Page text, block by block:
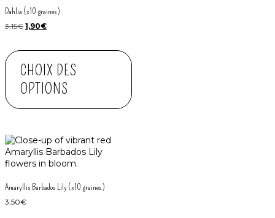
Dahlia (x10 graines)
3,15€ 1,90€
CHOIX DES
OPTIONS
Amaryllis Barbados Lily (x10 graines)
3,50€